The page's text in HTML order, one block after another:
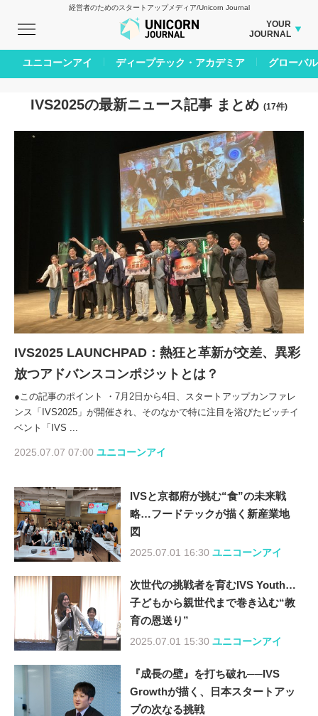
経営者のためのスタートアップメディア/Unicorn Journal
YOUR
JOURNAL
BUSINESS JOURNAL
CARBON CREDITS JOURNAL
IVS JOURNAL
INBOUND JOURNAL
AI JOURNAL
LIFE ENDING JOURNAL
REAL ESTATE BROKERAGE JOURNAL
SMART MARKETING JOURNAL
BPaaS JOURNAL
ADOPTABLE DOG JOURNAL
IVS2025の最新ニュース記事 まとめ (17件)
IVS2025 LAUNCHPAD：熱狂と革新が交差、異彩
放つアドバンスコンポジットとは？
●この記事のポイント ・7月2日から4日、スタートアップカンファレ
ンス「IVS2025」が開催され、そのなかで特に注目を浴びたピッチイ
ベント「IVS ...
2025.07.07 07:00 ユニコーンアイ
IVSと京都府が挑む“食”の未来戦
略…フードテックが描く新産業地
図
2025.07.01 16:30 ユニコーンアイ
次世代の挑戦者を育むIVS Youth…
子どもから親世代まで巻き込む“教
育の恩送り”
2025.07.01 15:30 ユニコーンアイ
『成長の壁』を打ち破れ──IVS
Growthが描く、日本スタートアッ
プの次なる挑戦
ユニコーンアイ ディープテック・アカデミア グローバル